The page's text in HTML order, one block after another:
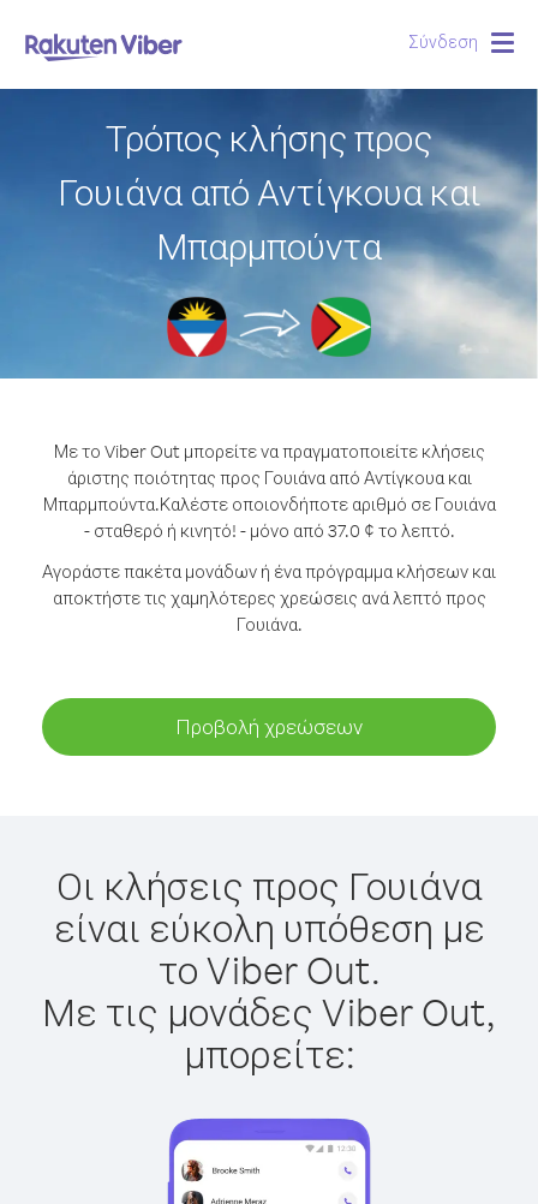
Σύνδεση
Τρόπος κλήσης προς
Γουιάνα από Αντίγκουα και
Μπαρμπούντα
Με το Viber Out μπορείτε να πραγματοποιείτε κλήσεις
άριστης ποιότητας προς Γουιάνα από Αντίγκουα και
Μπαρμπούντα.Καλέστε οποιονδήποτε αριθμό σε Γουιάνα
- σταθερό ή κινητό! - μόνο από 37.0 ¢ το λεπτό.
Αγοράστε πακέτα μονάδων ή ένα πρόγραμμα κλήσεων και
αποκτήστε τις χαμηλότερες χρεώσεις ανά λεπτό προς
Γουιάνα.
Προβολή χρεώσεων
Οι κλήσεις προς Γουιάνα
είναι εύκολη υπόθεση με
το Viber Out.
Με τις μονάδες Viber Out,
μπορείτε: